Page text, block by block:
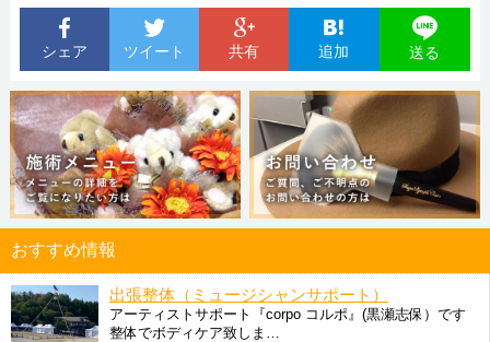
シェア ツイート 共有 追加 送る
おすすめ情報
出張整体（ミュージシャンサポート）
アーティストサポート『corpo コルポ』(黒瀬志保）です
整体でボディケア致しま…